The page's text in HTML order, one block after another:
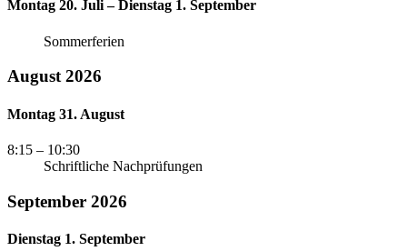
Montag 20. Juli – Dienstag 1. September
Sommerferien
August 2026
Montag 31. August
8:15 – 10:30
Schriftliche Nachprüfungen
September 2026
Dienstag 1. September